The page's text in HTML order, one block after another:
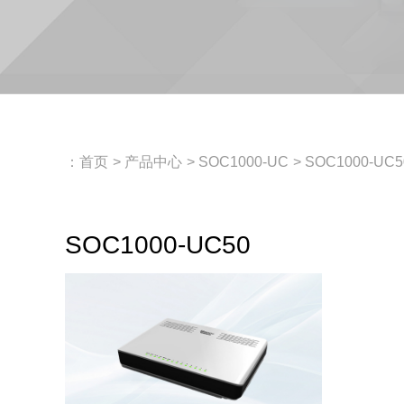
： 首页 > 产品中心 > SOC1000-UC > SOC1000-
SOC1000-UC50